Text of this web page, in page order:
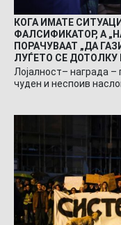
КОГА ИМАТЕ
ФАЛСИФИКАТОР, А
ПОРАЧУВААТ „ДА
ЛУЃЕТО СЕ ДОТОЛКУ
Лојалност– награда
чуден и неспоив